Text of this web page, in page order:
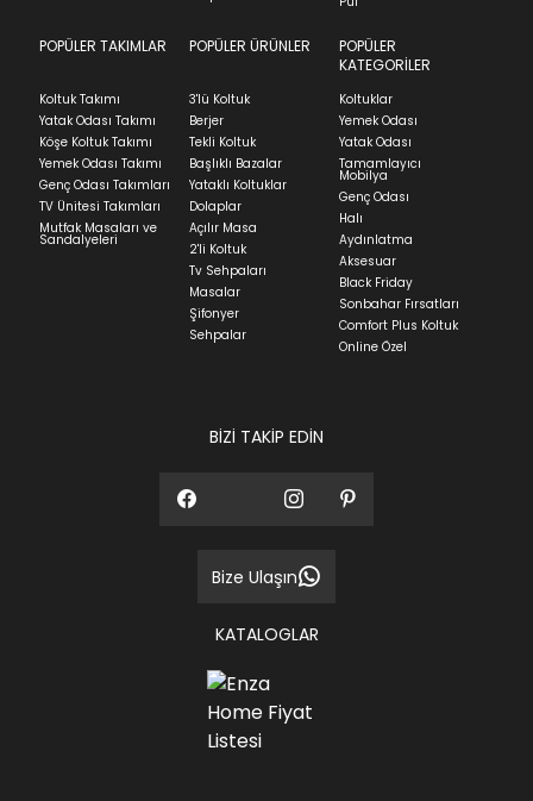
Teslimat
Ev tekstili siparişlerinizin kargoya verilme süresi
ortalama 5-24 iş günüdür.
Yatak siparişlerinizin teslim süresi yaşadığınız şehre
ve ürünün stok durumuna göre ortalama 5-24 iş
günüdür.
Panel ve Döşeme grubu ürün siparişlerinizin teslim
süresi yaşadığınız şehre ve ürünün stok durumuna
göre ortalama 30-45 iş günüdür.
Siparişlerim bölümünden sürecinizi takip edebilirsiniz.
Sıkça Sorulan Sorularbölümünü ziyaret
POPÜLER TAKIMLAR
Koltuk Takımı
Yatak Odası Takımı
Köşe Koltuk Takımı
Yemek Odası Takımı
Genç Odası Takımları
TV Ünitesi Takımları
Mutfak Masaları ve
Sandalyeleri
POPÜLER ÜRÜNLER
3'lü Koltuk
Berjer
Tekli Koltuk
Başlıklı Bazalar
Yataklı Koltuklar
Dolaplar
Açılır Masa
2'li Koltuk
Tv Sehpaları
Masalar
Şifonyer
Sehpalar
POPÜLER
KATEGORİLER
Koltuklar
Yemek Odası
Yatak Odası
Tamamlayıcı
Mobilya
Genç Odası
Halı
Aydınlatma
Aksesuar
Black Friday
Sonbahar Fırsatları
Comfort Plus Koltuk
Online Özel
BİZİ TAKİP EDİN
Bize Ulaşın
KATALOGLAR